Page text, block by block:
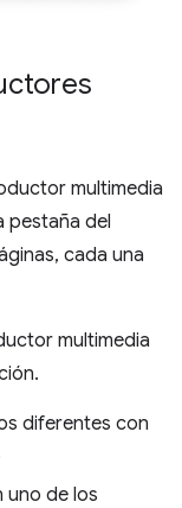
multimedia
pestaña del
cada una
multimedia
diferentes con
uno de los